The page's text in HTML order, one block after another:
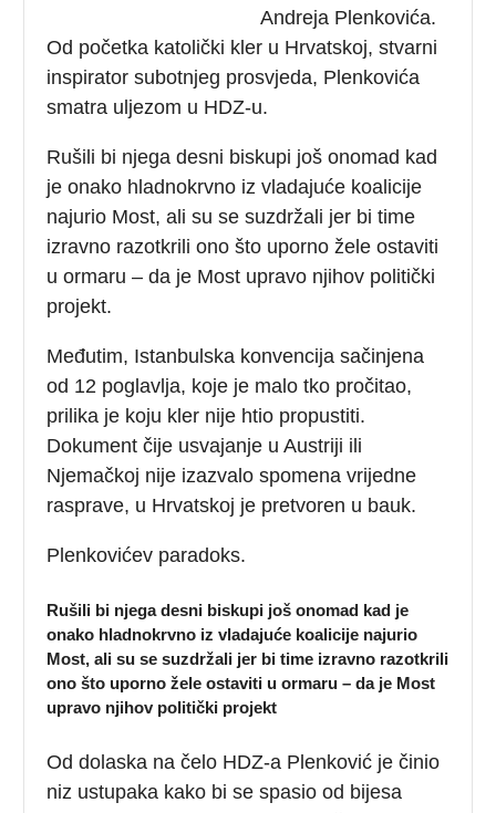
Andreja Plenkovića.
Od početka katolički kler u Hrvatskoj, stvarni
inspirator subotnjeg prosvjeda, Plenkovića
smatra uljezom u HDZ-u.
Rušili bi njega desni biskupi još onomad kad
je onako hladnokrvno iz vladajuće koalicije
najurio Most, ali su se suzdržali jer bi time
izravno razotkrili ono što uporno žele ostaviti
u ormaru – da je Most upravo njihov politički
projekt.
Međutim, Istanbulska konvencija sačinjena
od 12 poglavlja, koje je malo tko pročitao,
prilika je koju kler nije htio propustiti.
Dokument čije usvajanje u Austriji ili
Njemačkoj nije izazvalo spomena vrijedne
rasprave, u Hrvatskoj je pretvoren u bauk.
Plenkovićev paradoks.
Rušili bi njega desni biskupi još onomad kad je
onako hladnokrvno iz vladajuće koalicije najurio
Most, ali su se suzdržali jer bi time izravno razotkrili
ono što uporno žele ostaviti u ormaru – da je Most
upravo njihov politički projekt
Od dolaska na čelo HDZ-a Plenković je činio
niz ustupaka kako bi se spasio od bijesa